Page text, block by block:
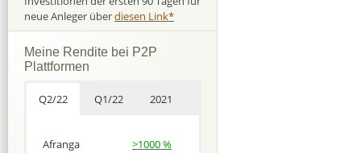
neue Anleger überdiesen Link*
Meine Rendite bei P2P
Plattformen
Q2/22 Q1/22 2021
Afranga
>1000 %